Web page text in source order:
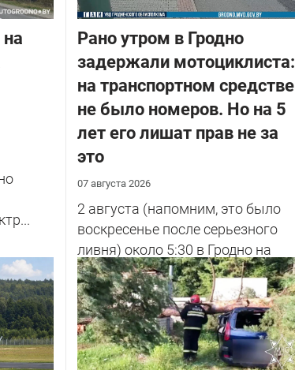
Рано утром в Гродно
задержали мотоциклиста:
на транспортном средстве
не было номеров. Но на 5
лет его лишат прав не за
это
07 августа 2026
2 августа (напомним, это было
воскресенье после серьезного
ливня) около 5:30 в Гродно на
улице Советских Пограничников
у...